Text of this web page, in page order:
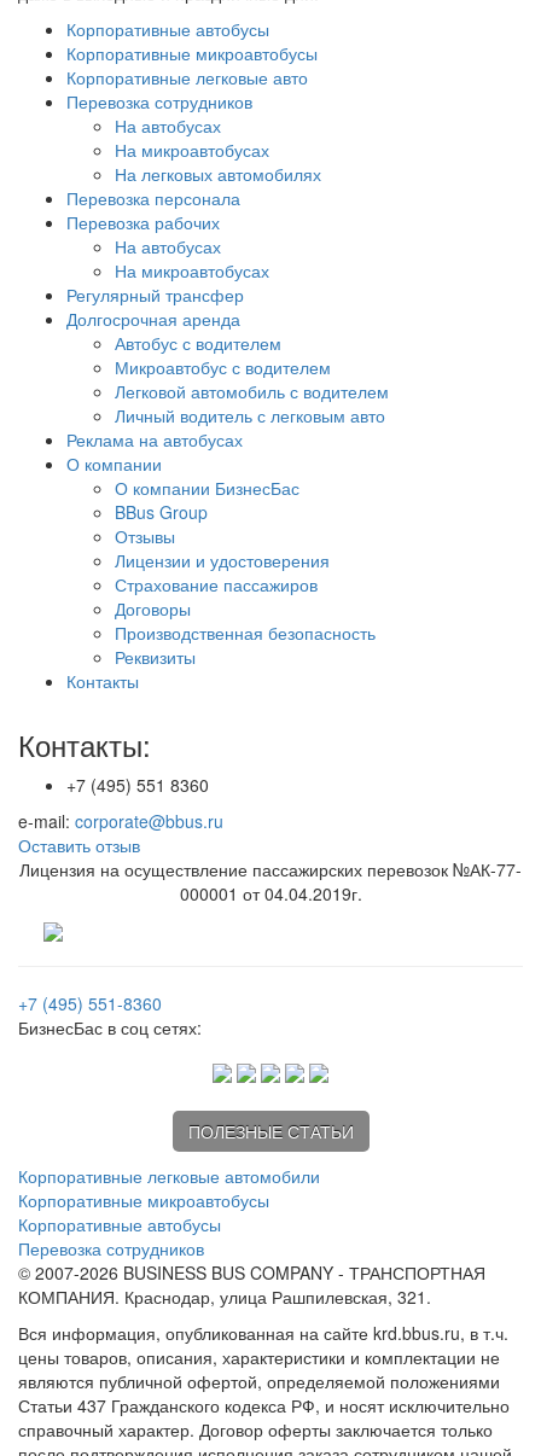
Корпоративные автобусы
Корпоративные микроавтобусы
Корпоративные легковые авто
Перевозка сотрудников
На автобусах
На микроавтобусах
На легковых автомобилях
Перевозка персонала
Перевозка рабочих
На автобусах
На микроавтобусах
Регулярный трансфер
Долгосрочная аренда
Автобус с водителем
Микроавтобус с водителем
Легковой автомобиль с водителем
Личный водитель с легковым авто
Реклама на автобусах
О компании
О компании БизнесБас
BBus Group
Отзывы
Лицензии и удостоверения
Страхование пассажиров
Договоры
Производственная безопасность
Реквизиты
Контакты
Контакты:
+7 (495) 551 8360
e-mail: corporate@bbus.ru
Оставить отзыв
Лицензия на осуществление пассажирских перевозок №АК-77-
000001 от 04.04.2019г.
+7 (495) 551-8360
БизнесБас в соц сетях:
ПОЛЕЗНЫЕ СТАТЬИ
Корпоративные легковые автомобили
Корпоративные микроавтобусы
Корпоративные автобусы
Перевозка сотрудников
© 2007-2026 BUSINESS BUS COMPANY - ТРАНСПОРТНАЯ
КОМПАНИЯ. Краснодар, улица Рашпилевская, 321.
Вся информация, опубликованная на сайте krd.bbus.ru, в т.ч.
цены товаров, описания, характеристики и комплектации не
являются публичной офертой, определяемой положениями
Статьи 437 Гражданского кодекса РФ, и носят исключительно
справочный характер. Договор оферты заключается только